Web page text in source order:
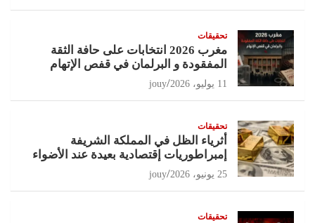
تحقيقات
مغرب 2026 انتخابات على حافة الثقة
المفقودة و البرلمان في قفص الإتهام
11 يوليو، 2026 jouy
تحقيقات
أثرياء الظل في المملكة الشريفة
إمبراطوريات إقتصادية بعيدة عند الأضواء
25 يونيو، 2026 jouy
تحقيقات